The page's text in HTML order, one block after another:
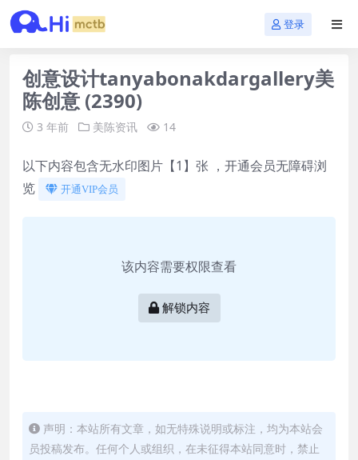
登录
创意设计tanyabonakdargallery美
陈创意 (2390)
3 年前 美陈资讯 14
以下内容包含无水印图片【1】张 ，开通会员无障碍浏
览
开通VIP会员
该内容需要权限查看
解锁内容
声明：本站所有文章，如无特殊说明或标注，均为本站会
员投稿发布。任何个人或组织，在未征得本站同意时，禁止